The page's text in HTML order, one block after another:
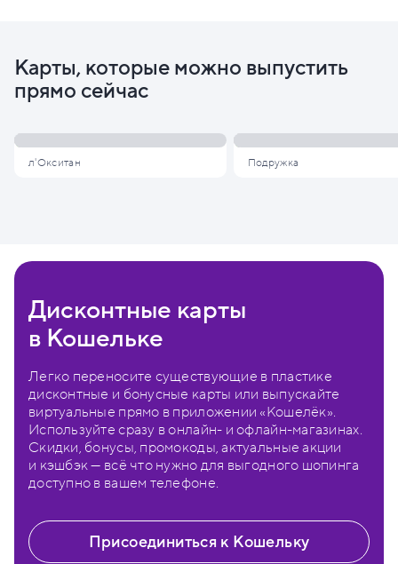
Карты, которые можно выпустить
прямо сейчас
л'Окситан Подружка
Дисконтные карты
в Кошельке
Легко переносите существующие в пластике
дисконтные и бонусные карты или выпускайте
виртуальные прямо в приложении «Кошелёк».
Используйте сразу в онлайн- и офлайн-магазинах.
Скидки, бонусы, промокоды, актуальные акции
и кэшбэк — всё что нужно для выгодного шопинга
доступно в вашем телефоне.
Присоединиться к Кошельку